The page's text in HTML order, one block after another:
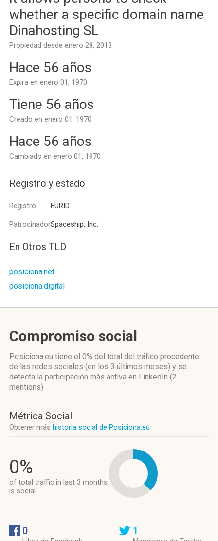
whether a specific domain name
Dinahosting SL
Propiedad desde enero 28, 2013
Hace 56 años
Expira en enero 01, 1970
Tiene 56 años
Creado en enero 01, 1970
Hace 56 años
Cambiado en enero 01, 1970
Registro y estado
Registro EURID
PatrocinadorSpaceship, Inc.
En Otros TLD
posiciona.net
posiciona.digital
Compromiso social
Posiciona.eu tiene el 0% del total del tráfico procedente
de las redes sociales (en los 3 últimos meses) y se
detecta la participación más activa en LinkedIn (2
mentions)
Métrica Social
Obtener más historia social de Posiciona.eu
0%
of total traffic in last 3 months
is social
0 1